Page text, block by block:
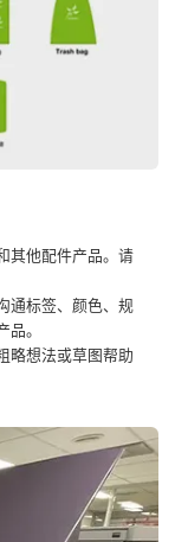
其他配件产品。请
通标签、颜色、规
。
略想法或草图帮助